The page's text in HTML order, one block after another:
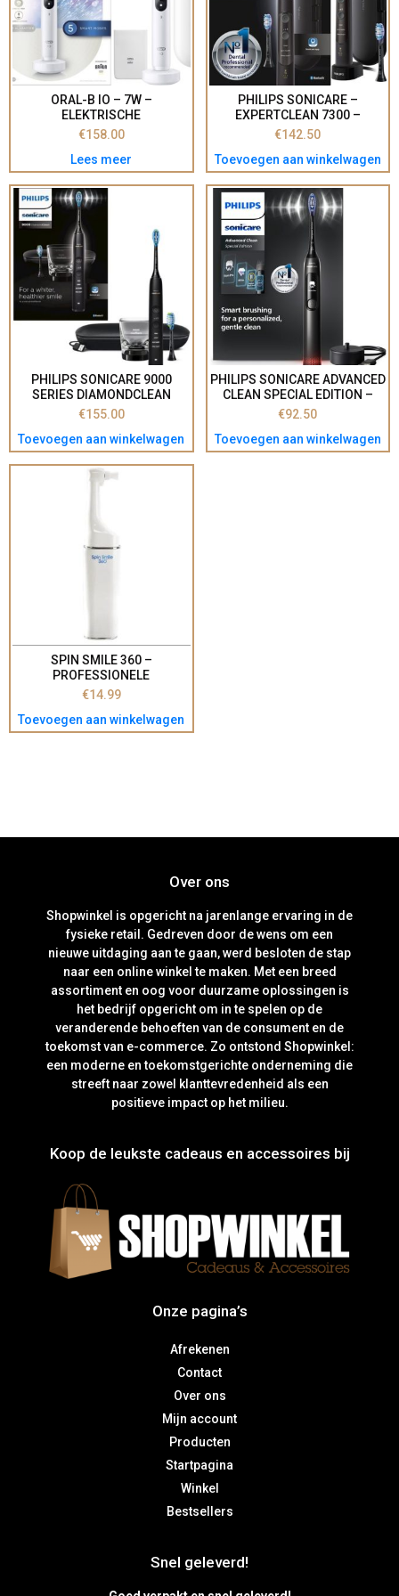
ORAL-B IO – 7W –
ELEKTRISCHE
TANDENBORSTEL – WIT
€158.00
Lees meer
PHILIPS SONICARE –
EXPERTCLEAN 7300 –
HX9601/02 – ELEKTRISCHE
MET APP(#8710103899105)
€142.50
Toevoegen aan winkelwagen
PHILIPS SONICARE 9000
SERIES DIAMONDCLEAN
ELEKTRISCHE
(#8710103936084)
€155.00
Toevoegen aan winkelwagen
PHILIPS SONICARE ADVANCED
CLEAN SPECIAL EDITION –
ELEKTRISCHE
KLEURENDISPLAY – ZWART –
HX3792/11 (#8720689046916)
€92.50
Toevoegen aan winkelwagen
SPIN SMILE 360 –
PROFESSIONELE
TANDPOLIJSTER – LED
– 4 EXTRA OPZETSTUKKEN –
VOOR STRALEND WITTE
€14.99
Toevoegen aan winkelwagen
Over ons
Shopwinkel is opgericht na jarenlange ervaring in de
fysieke retail. Gedreven door de wens om een
nieuwe uitdaging aan te gaan, werd besloten de stap
naar een online winkel te maken. Met een breed
assortiment en oog voor duurzame oplossingen is
het bedrijf opgericht om in te spelen op de
veranderende behoeften van de consument en de
toekomst van e-commerce. Zo ontstond Shopwinkel:
een moderne en toekomstgerichte onderneming die
streeft naar zowel klanttevredenheid als een
positieve impact op het milieu.
Koop de leukste cadeaus en accessoires bij
Onze pagina’s
Afrekenen
Contact
Over ons
Mijn account
Producten
Startpagina
Winkel
Bestsellers
Snel geleverd!